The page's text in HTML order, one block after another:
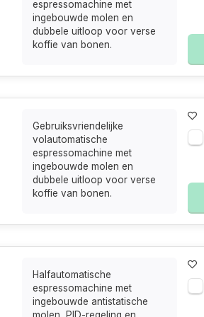
espressomachine met
ingebouwde molen en
dubbele uitloop voor verse
koffie van bonen.
Gebruiksvriendelijke
volautomatische
espressomachine met
ingebouwde molen en
dubbele uitloop voor verse
koffie van bonen.
Halfautomatische
espressomachine met
ingebouwde antistatische